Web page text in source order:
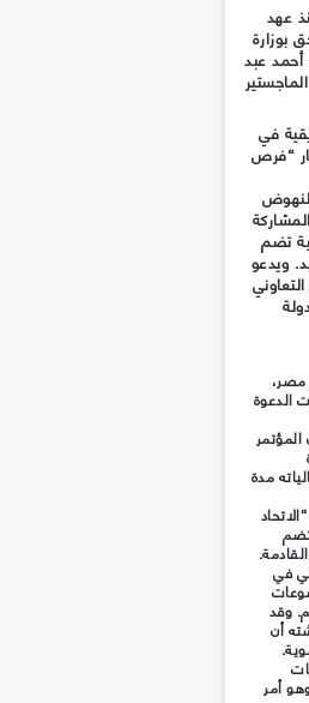
عهد
بوزارة
عبد
في
“فرص
تضم
ويدعو
دولة
مصر،
الدعوة
مدة
تضم
في
وقد
أن
أمر